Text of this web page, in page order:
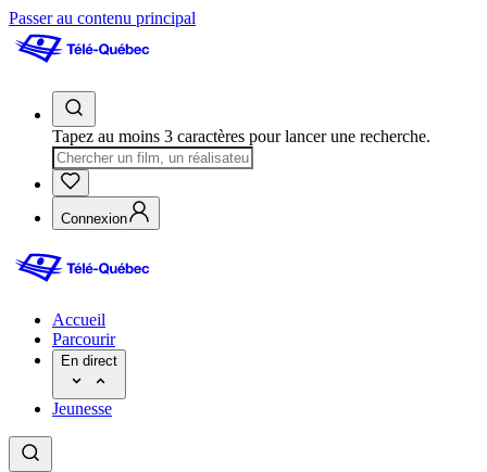
Passer au contenu principal
Tapez au moins 3 caractères pour lancer une recherche.
Connexion
Accueil
Parcourir
En direct
Jeunesse